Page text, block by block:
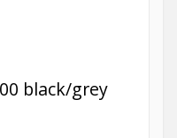
black/grey